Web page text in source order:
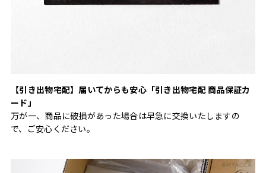
【引き出物宅配】届いてからも安心「引き出物宅配 商品保証カ
ード」
万が一、商品に破損があった場合は早急に交換いたしますの
で、ご安心ください。